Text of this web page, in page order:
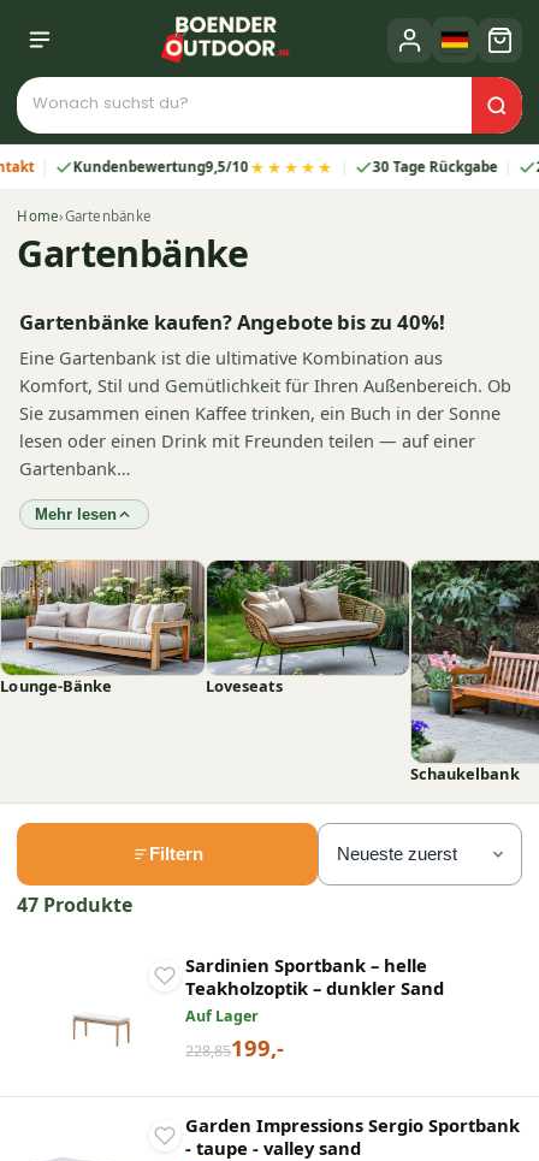
Kundenbewertung9,5/10★★★★★ 30 Tage Rückgabe 2 Jahre
Home›Gartenbänke
Gartenbänke
Gartenbänke kaufen? Angebote bis zu 40%!
Eine Gartenbank ist die ultimative Kombination aus
Komfort, Stil und Gemütlichkeit für Ihren Außenbereich. Ob
Sie zusammen einen Kaffee trinken, ein Buch in der Sonne
lesen oder einen Drink mit Freunden teilen — auf einer
Gartenbank…
Mehr lesen
Lounge-Bänke Loveseats
Schaukelbank
Filtern
47 Produkte
Sardinien Sportbank – helle
Teakholzoptik – dunkler Sand
Auf Lager
228,85199,-
Garden Impressions Sergio Sportbank
- taupe - valley sand